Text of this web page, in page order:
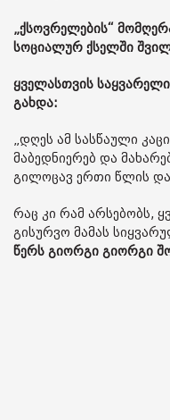
„ქსოვრელების“
სოციალურ ქსელში
ყველასთვის
გახდა:
„დღეს ამ სასწაული
მაბედნიერებ და
გილოცავ ერთი წლის
რაც კი რამ არსებობს,
გისურვო მამას
წერს გიორგი გიორგი